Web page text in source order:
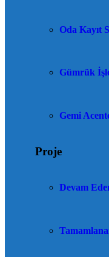
Oda Kayıt
Gümrük
Gemi
Proje
Devam